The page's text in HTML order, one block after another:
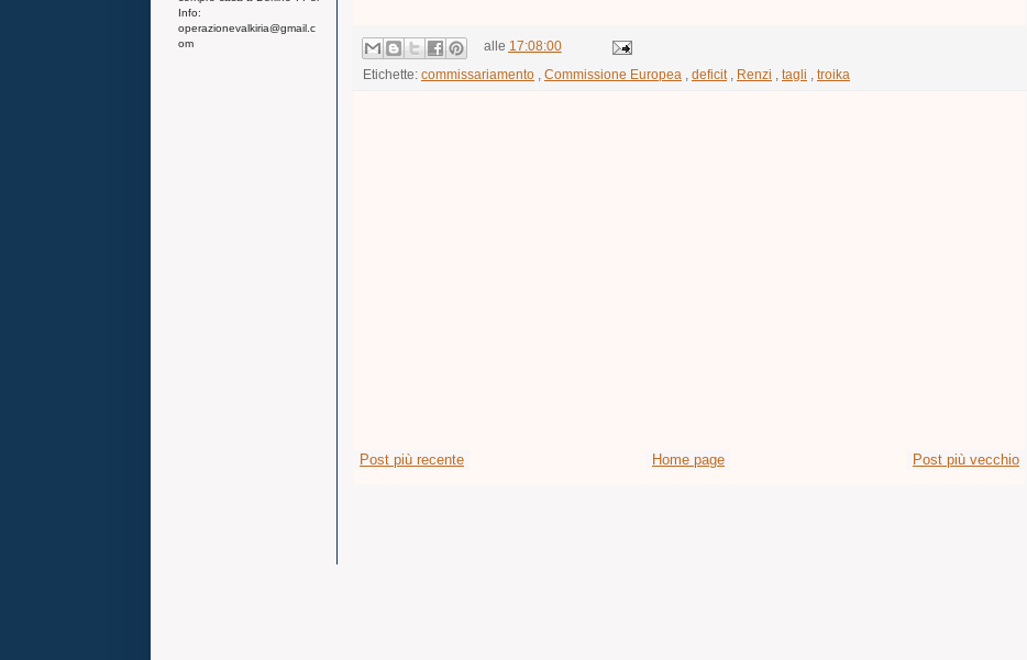
alle 17:08:00
Etichette: commissariamento Commissione Europea deficit Renzi tagli troika
Post più recente Post più vecchio
Home page
Info:
operazionevalkiria@gmail.c
om